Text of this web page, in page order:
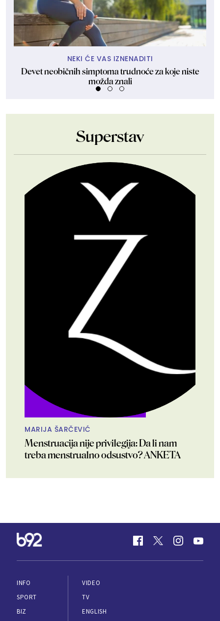
NEKI ĆE VAS IZNENADITI
Devet neobičnih simptoma trudnoće za koje niste
možda znali
Superstav
MARIJA ŠARČEVIĆ
Menstruacija nije privilegija: Da li nam
treba menstrualno odsustvo? ANKETA
INFO
SPORT
BIZ
VIDEO
TV
ENGLISH